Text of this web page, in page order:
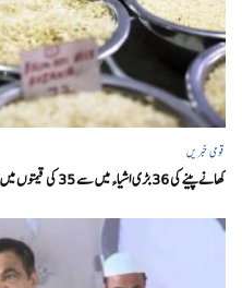
قومی خبریں
کھانے پینے کی 36 بڑی اشیاء میں سے 35 کی قیمتوں میں اضافہ